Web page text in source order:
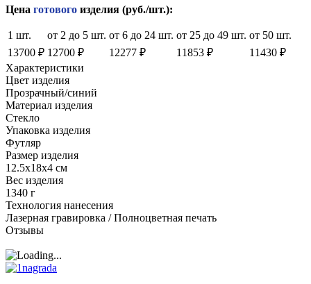
Цена готового изделия (руб./шт.):
1 шт. от 2 до 5 шт. от 6 до 24 шт. от 25 до 49 шт. от 50 шт.
13700 ₽ 12700 ₽ 12277 ₽ 11853 ₽
11430 ₽
Характеристики
Цвет изделия
Прозрачный/синий
Материал изделия
Стекло
Упаковка изделия
Футляр
Размер изделия
12.5х18x4 см
Вес изделия
1340 г
Технология нанесения
Лазерная гравировка / Полноцветная печать
Отзывы